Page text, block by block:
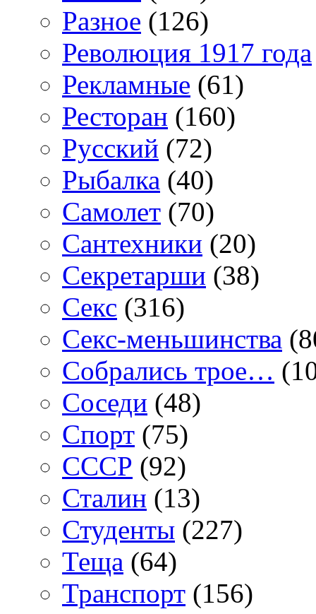
Разное (126)
Революция 1917 года
Рекламные (61)
Ресторан (160)
Русский (72)
Рыбалка (40)
Самолет (70)
Сантехники (20)
Секретарши (38)
Секс (316)
Секс-меньшинства
Собрались трое…
Соседи (48)
Спорт (75)
СССР (92)
Сталин (13)
Студенты (227)
Теща (64)
Транспорт (156)